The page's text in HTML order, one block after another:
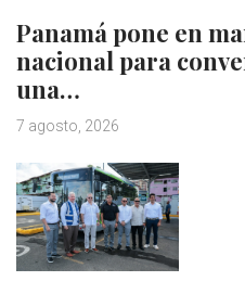
Panamá pone en
nacional para
una…
7 agosto, 2026